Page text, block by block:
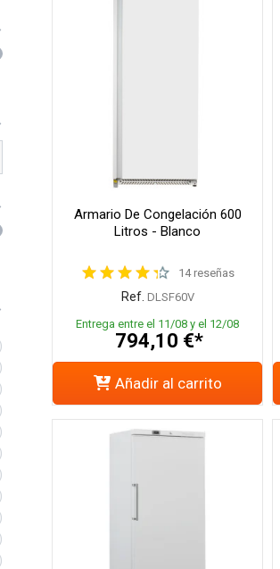
Armario De Congelación 600
Litros - Blanco
14 reseñas
Ref. DLSF60V
Entrega entre el 11/08 y el 12/08
794,10 €*
Añadir al carrito